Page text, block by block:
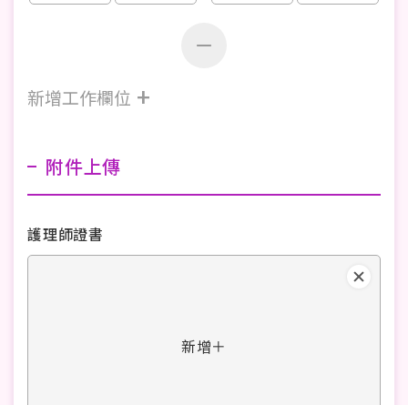
新增工作欄位 +
附件上傳
護理師證書
新增＋